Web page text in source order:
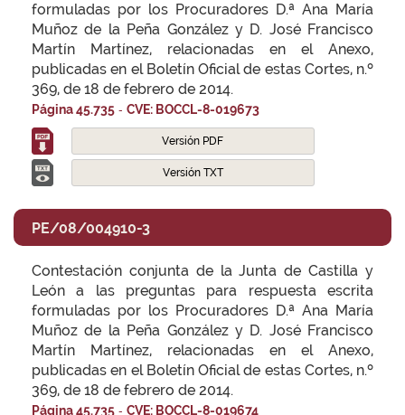
formuladas por los Procuradores D.ª Ana María
Muñoz de la Peña González y D. José Francisco
Martín Martínez, relacionadas en el Anexo,
publicadas en el Boletín Oficial de estas Cortes, n.º
369, de 18 de febrero de 2014.
Página 45.735 - CVE: BOCCL-8-019673
Versión PDF
Versión TXT
PE/08/004910-3
Contestación conjunta de la Junta de Castilla y
León a las preguntas para respuesta escrita
formuladas por los Procuradores D.ª Ana María
Muñoz de la Peña González y D. José Francisco
Martín Martínez, relacionadas en el Anexo,
publicadas en el Boletín Oficial de estas Cortes, n.º
369, de 18 de febrero de 2014.
Página 45.735 - CVE: BOCCL-8-019674